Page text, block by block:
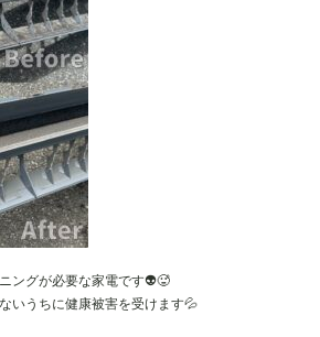
ングが必要な家電です👽🥵
いうちに健康被害を受けます💦